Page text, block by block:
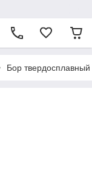
Бор твердосплавный